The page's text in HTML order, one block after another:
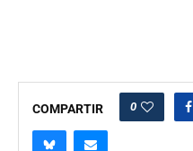
COMPARTIR 0